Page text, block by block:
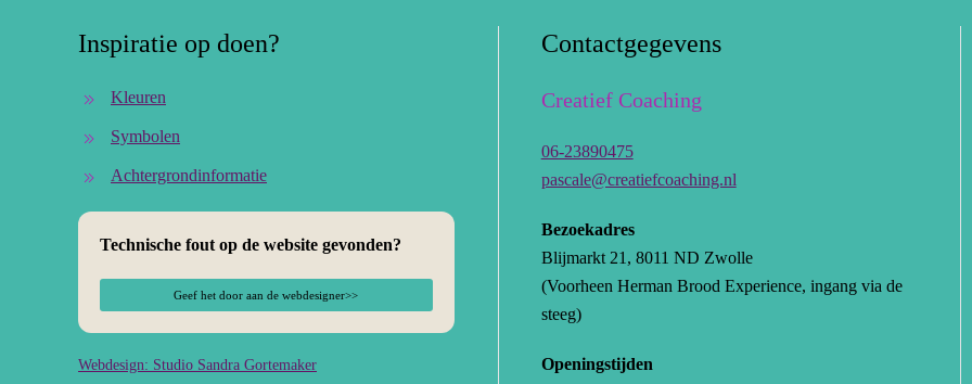
Inspiratie op doen?
Kleuren
Symbolen
Achtergrondinformatie
Technische fout op de website gevonden?
Geef het door aan de webdesigner>>
Webdesign: Studio Sandra Gortemaker
Contactgegevens
Creatief Coaching
06-23890475
pascale@creatiefcoaching.nl
Bezoekadres
Blijmarkt 21, 8011 ND Zwolle
(Voorheen Herman Brood Experience, ingang via de
steeg)
Openingstijden